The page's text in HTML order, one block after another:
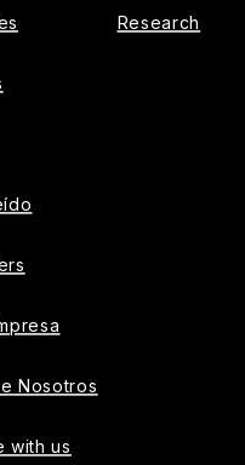
Nosotros
with us
Research